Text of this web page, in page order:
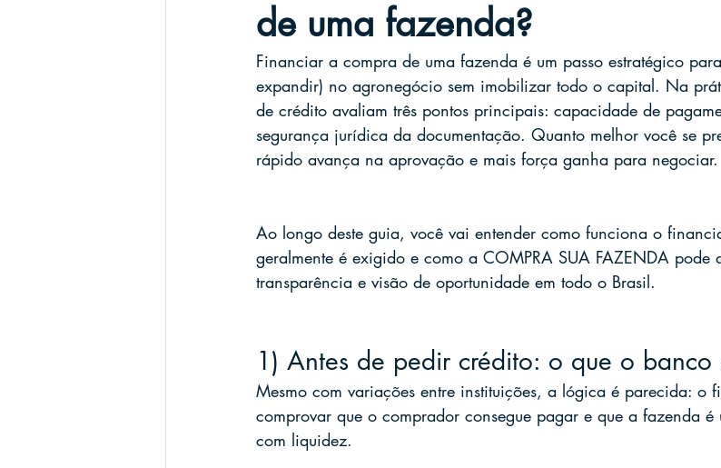
de uma fazenda?
Financiar a compra de uma fazenda é um passo estratégico
expandir) no agronegócio sem imobilizar todo o capital. Na
de crédito avaliam três pontos principais: capacidade de
segurança jurídica da documentação. Quanto melhor você se
rápido avança na aprovação e mais força ganha para negociar.
Ao longo deste guia, você vai entender como funciona o
geralmente é exigido e como a COMPRA SUA FAZENDA
transparência e visão de oportunidade em todo o Brasil.
1) Antes de pedir crédito: o que o banco
Mesmo com variações entre instituições, a lógica é parecida: o
comprovar que o comprador consegue pagar e que a fazenda
com liquidez.